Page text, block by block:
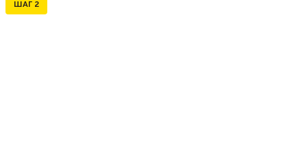
ШАГ 2